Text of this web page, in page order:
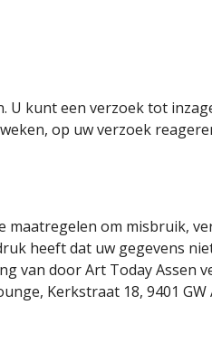
kunt een verzoek tot
op uw verzoek
maatregelen om misbruik,
heeft dat uw gegevens
van door Art Today Assen
Kerkstraat 18, 9401 GW